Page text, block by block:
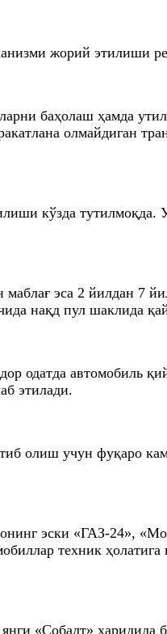
жорий этилиши
баҳолаш ҳамда
олмайдиган
кўзда
эса 2 йилдан 7
нақд пул шаклида
одатда автомобиль
этилади.
олиш учун фуқаро
эски «ГАЗ-24»,
техник
«Собалт»